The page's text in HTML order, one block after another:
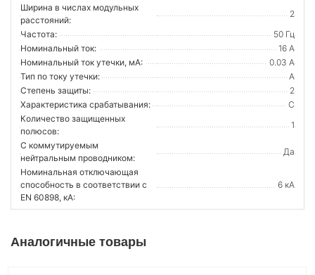
Ширина в числах модульных
расстояний:
2
Частота:
50 Гц
Номинальный ток:
16 А
Номинальный ток утечки, мА:
0.03 А
Тип по току утечки:
A
Степень защиты:
2
Характеристика срабатывания:
C
Количество защищенных
полюсов:
1
С коммутируемым
нейтральным проводником:
Да
Номинальная отключающая
способность в соответствии с
EN 60898, кА:
6 кА
Аналогичные товары